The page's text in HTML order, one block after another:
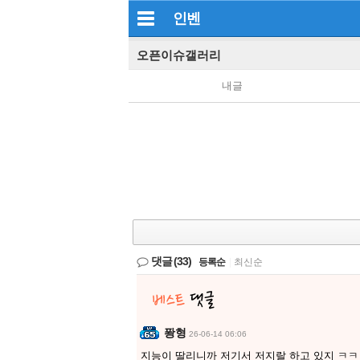
인벤
오픈이슈갤러리
내글
댓글(33) 등록순 최신순
퐝형 26-06-14 06:06
지능이 딸리니까 저기서 저지랄 하고 있지 ㅋㅋ